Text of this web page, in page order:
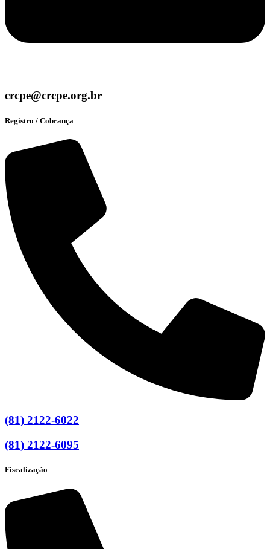
crcpe@crcpe.org.br
Registro / Cobrança
(81) 2122-6022
(81) 2122-6095
Fiscalização